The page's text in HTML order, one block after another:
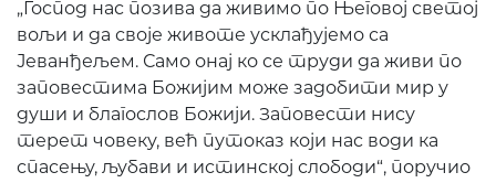
„Господ нас позива да живимо по Његовој светој
вољи и да своје животе усклађујемо са
Јеванђељем. Само онај ко се труди да живи по
заповестима Божијим може задобити мир у
души и благослов Божији. Заповести нису
терет човеку, већ путоказ који нас води ка
спасењу, љубави и истинској слободи“, поручио